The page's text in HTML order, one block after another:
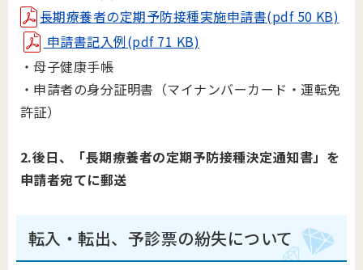
長期療養者の定期予防接種実施申請書(pdf 50 KB)
申請書記入例(pdf 71 KB)
・母子健康手帳
・申請者の身分証明書（マイナンバーカード・運転免
許証）
2.後日、「長期療養者の定期予防接種決定通知書」を
申請者宛てに郵送
転入・転出、予診票の紛失について